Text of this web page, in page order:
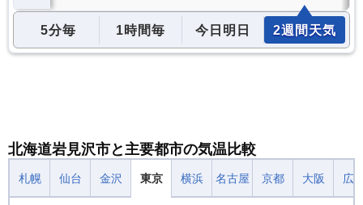
5分毎 1時間毎 今日明日 2週間天気
北海道岩見沢市と主要都市の気温比較
札幌 仙台 金沢 東京 横浜 名古屋 京都 大阪 広